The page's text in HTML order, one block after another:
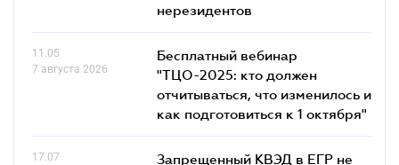
нерезидентов
11.05
7 августа 2026
Бесплатный вебинар
"ТЦО-2025: кто должен
отчитываться, что изменилось и
как подготовиться к 1 октября"
17.07
Запрещенный КВЭД в ЕГР не